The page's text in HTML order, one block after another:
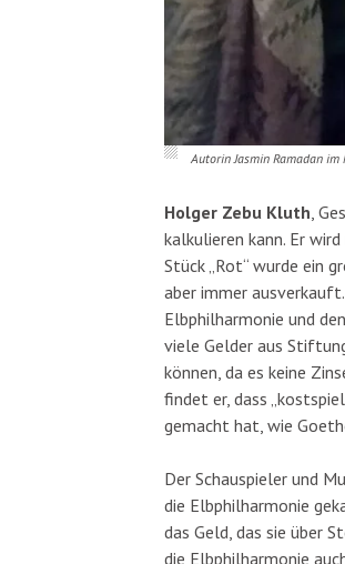
Autorin Jasmin Ramadan im
Holger Zebu Kluth,
kalkulieren kann. Er
Stück „Rot“ wurde ein
aber immer
Elbphilharmonie und
viele Gelder aus
können, da es keine
findet er, dass
gemacht hat, wie
Der Schauspieler und
die Elbphilharmonie
das Geld, das sie über
die Elbphilharmonie